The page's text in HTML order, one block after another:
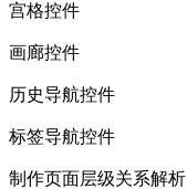
宫格控件
画廊控件
历史导航控件
标签导航控件
制作页面层级关系解析